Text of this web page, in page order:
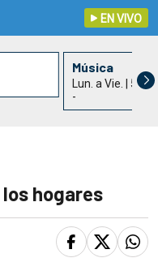
EN VIVO
Música
Lun. a Vie. | 5 hs
-
hogares